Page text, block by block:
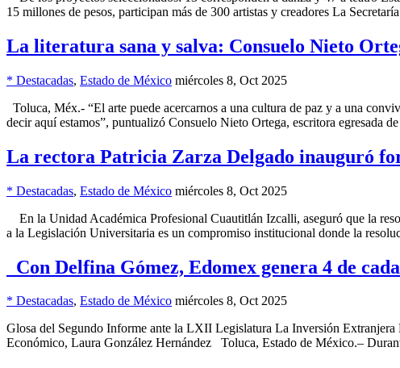
15 millones de pesos, participan más de 300 artistas y creadores La
La literatura sana y salva: Consuelo Nieto
* Destacadas, Estado de México miércoles 8, Oct 2025
Toluca, Méx.- “El arte puede acercarnos a una cultura de paz y a una
decir aquí estamos”, puntualizó Consuelo Nieto Ortega, escritora
La rectora Patricia Zarza Delgado inauguró
* Destacadas, Estado de México miércoles 8, Oct 2025
En la Unidad Académica Profesional Cuautitlán Izcalli, aseguró que la
a la Legislación Universitaria es un compromiso institucional donde la
Con Delfina Gómez, Edomex genera 4 de
* Destacadas, Estado de México miércoles 8, Oct 2025
Glosa del Segundo Informe ante la LXII Legislatura La Inversión Extranjera
Económico, Laura González Hernández Toluca, Estado de México.–